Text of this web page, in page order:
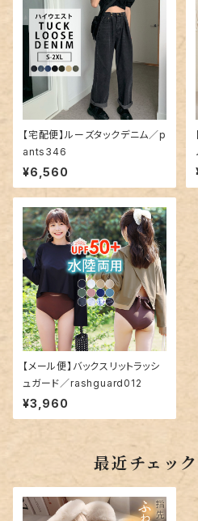
【宅配便】ルーズタックデニム／p
ants346
¥6,560
【メール便】バックスリットラッシ
ュガード／rashguard012
¥3,960
最近チェッ